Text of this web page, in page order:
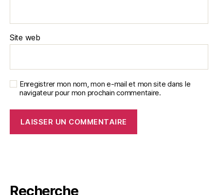
Site web
Enregistrer mon nom, mon e-mail et mon site dans le
navigateur pour mon prochain commentaire.
Recherche